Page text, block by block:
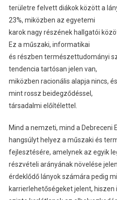
területre felvett diákok között a
23%, miközben az egyetemi
karok nagy részének hallgatói
Ez a műszaki, informatikai
és részben természettudományi
tendencia tartósan jelen van,
miközben racionális alapja nincs,
mint rossz beidegződéssel,
társadalmi előítélettel.
Mind a nemzeti, mind a
hangsúlyt helyez a műszaki és
fejlesztésére, amelynek az egyik
részvételi arányának növelése
érdeklődő lányok számára pedig
karrierlehetőségeket jelent, hiszen